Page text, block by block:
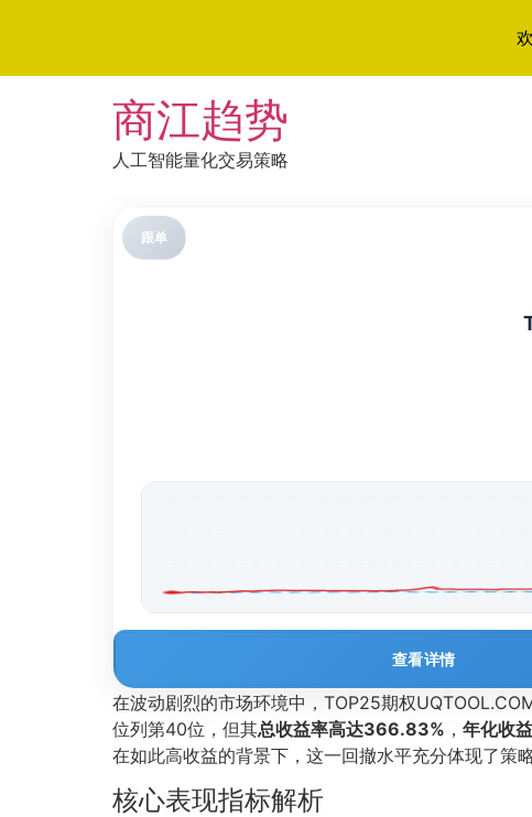
商江趋势
人工智能量化交易策略
跟单
查看详情
在波动剧烈的市场环境中，TOP25期权
位列第40位，但其总收益率高达366.83% ， 年化收
在如此高收益的背景下，这一回撤水平充分体现了策
核心表现指标解析